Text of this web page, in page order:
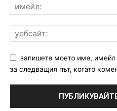
запишете моето име, имейл
за следващия път, когато